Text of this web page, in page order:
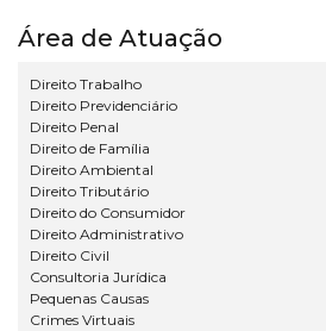
Área de Atuação
Direito Trabalho
Direito Previdenciário
Direito Penal
Direito de Família
Direito Ambiental
Direito Tributário
Direito do Consumidor
Direito Administrativo
Direito Civil
Consultoria Jurídica
Pequenas Causas
Crimes Virtuais